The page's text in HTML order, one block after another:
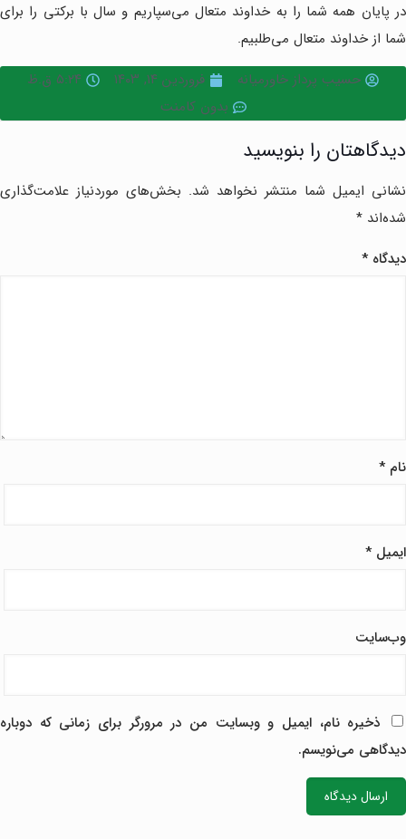
در پایان همه شما را به خداوند متعال می‌سپاریم و سال با برکتی را برای
شما از خداوند متعال می‌طلبیم.
حسیب پرداز خاورمیانه
فروردین ۱۴, ۱۴۰۳
۵:۲۴ ق.ظ
بدون کامنت
دیدگاهتان را بنویسید
نشانی ایمیل شما منتشر نخواهد شد. بخش‌های موردنیاز علامت‌گذاری
شده‌اند *
دیدگاه*
نام*
ایمیل*
وب‌سایت
ذخیره نام، ایمیل و وبسایت من در مرورگر برای زمانی که دوباره
دیدگاهی می‌نویسم.